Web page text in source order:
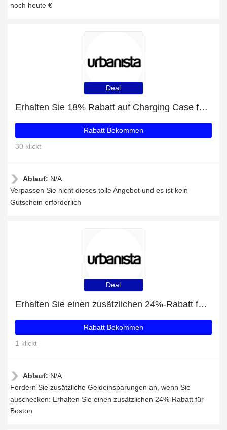
noch heute €
Deal
Erhalten Sie 18% Rabatt auf Charging Case for Stockholm
Rabatt Bekommen
30 klickt
Ablauf: N/A
Verpassen Sie nicht dieses tolle Angebot und es ist kein
Gutschein erforderlich
Deal
Erhalten Sie einen zusätzlichen 24%-Rabatt für Boston
Rabatt Bekommen
1 klickt
Ablauf: N/A
Fordern Sie zusätzliche Geldeinsparungen an, wenn Sie
auschecken: Erhalten Sie einen zusätzlichen 24%-Rabatt für
Boston